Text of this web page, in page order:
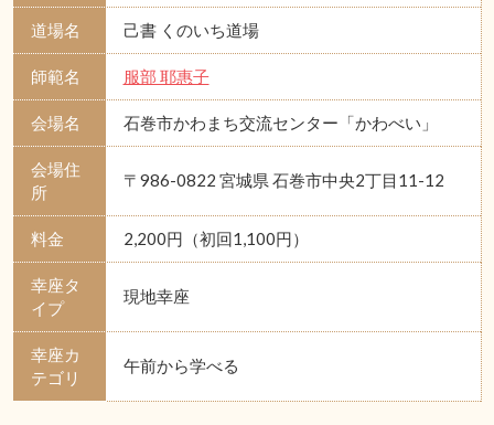
道場名 己書 くのいち道場
師範名 服部 耶惠子
会場名 石巻市かわまち交流センター「かわべい」
会場住
所
〒986-0822 宮城県 石巻市中央2丁目11-12
料金 2,200円（初回1,100円）
幸座タ
イプ
現地幸座
幸座カ
テゴリ
午前から学べる